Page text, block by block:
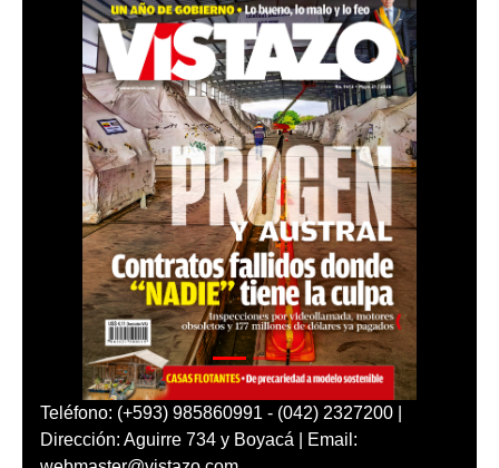
Teléfono: (+593) 985860991 - (042) 2327200 |
Dirección: Aguirre 734 y Boyacá | Email: